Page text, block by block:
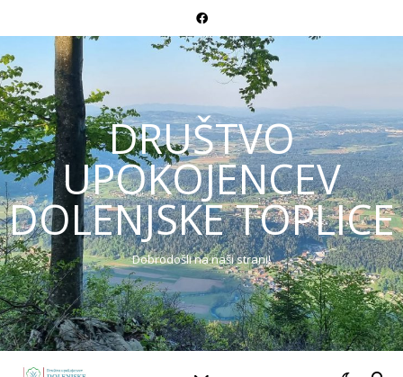
DRUŠTVO
UPOKOJENCEV
DOLENJSKE TOPLICE
Dobrodošli na naši strani!